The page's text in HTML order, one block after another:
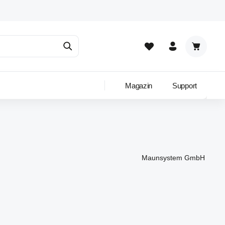
Magazin Support
Maunsystem GmbH